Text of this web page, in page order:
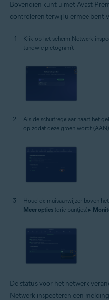
Bovendien kunt u met Avast
controleren terwijl u ermee bent
Klik op het scherm Netwerk
tandwielpictogram).
Als de schuifregelaar naast het
op zodat deze groen wordt (AAN).
Houd de muisaanwijzer boven
Meer opties (drie puntjes) ▸
De status voor het netwerk
Netwerk inspecteren een